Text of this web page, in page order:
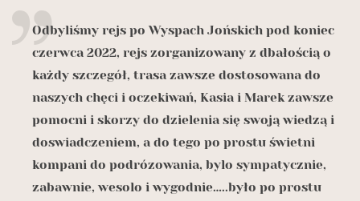
Odbyliśmy rejs po Wyspach Jońskich pod koniec
czerwca 2022, rejs zorganizowany z dbałością o
każdy szczegół, trasa zawsze dostosowana do
naszych chęci i oczekiwań, Kasia i Marek zawsze
pomocni i skorzy do dzielenia się swoją wiedzą i
doswiadczeniem, a do tego po prostu świetni
kompani do podrózowania, bylo sympatycznie,
zabawnie, wesolo i wygodnie…..było po prostu